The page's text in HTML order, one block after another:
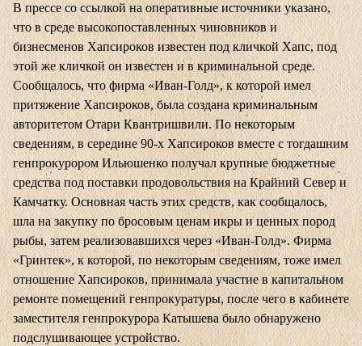
В прессе со ссылкой на оперативные источники указано,
что в среде высокопоставленных чиновников и
бизнесменов Хапсироков известен под кличкой Хапс, под
этой же кличкой он известен и в криминальной среде.
Сообщалось, что фирма «Иван-Голд», к которой имел
притяжение Хапсироков, была создана криминальным
авторитетом Отари Квантришвили. По некоторым
сведениям, в середине 90-х Хапсироков вместе с тогдашним
генпрокурором Ильюшенко получал крупные бюджетные
средства под поставки продовольствия на Крайний Север и
Камчатку. Основная часть этих средств, как сообщалось,
шла на закупку по бросовым ценам икры и ценных пород
рыбы, затем реализовавшихся через «Иван-Голд». Фирма
«Гринтек», к которой, по некоторым сведениям, тоже имел
отношение Хапсироков, принимала участие в капитальном
ремонте помещений генпрокуратуры, после чего в кабинете
заместителя генпрокурора Катышева было обнаружено
подслушивающее устройство.